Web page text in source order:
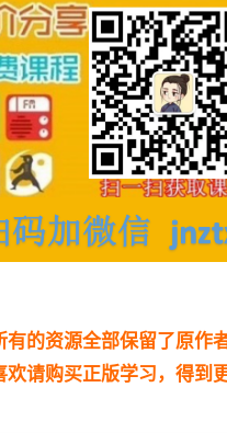
的资源全部保留了原作
请购买正版学习，得到